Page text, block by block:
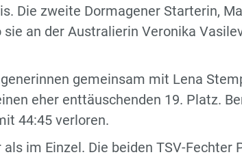
Die zweite Dormagener Starterin,
an der Australierin Veronika
gemeinsam mit Lena
eher enttäuschenden 19. Platz.
44:45 verloren.
im Einzel. Die beiden TSV-Fechter